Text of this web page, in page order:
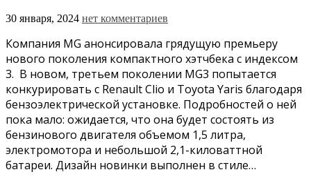
30 января, 2024 нет комментариев
Компания MG анонсировала грядущую премьеру
нового поколения компактного хэтчбека с индексом
3. В новом, третьем поколении MG3 попытается
конкурировать с Renault Clio и Toyota Yaris благодаря
бензоэлектрической установке. Подробностей о ней
пока мало: ожидается, что она будет состоять из
бензинового двигателя объемом 1,5 литра,
электромотора и небольшой 2,1-киловаттной
батареи. Дизайн новинки выполнен в стиле…